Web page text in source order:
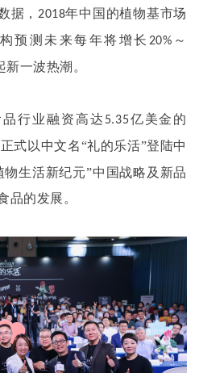
据，2018年中国的植物基市场
预测未来每年将增长 20% ～
新一波热潮。
行业融资高达 5.35亿美金的
式以中文名“礼的乐活”登陆中
生活新纪元”中国战略及新品
品的发展。